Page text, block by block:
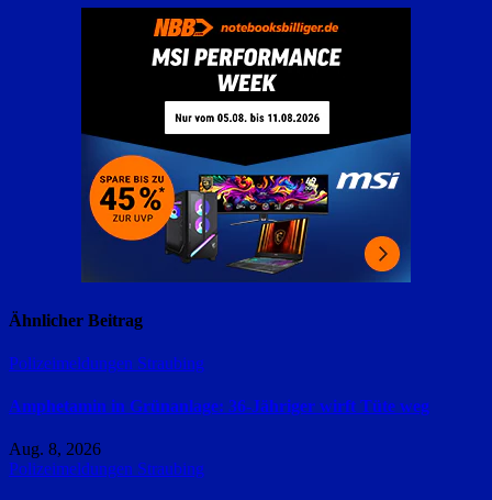
Ähnlicher Beitrag
Polizeimeldungen Straubing
Amphetamin in Grünanlage: 36-Jähriger wirft Tüte weg
Aug. 8, 2026
Polizeimeldungen Straubing